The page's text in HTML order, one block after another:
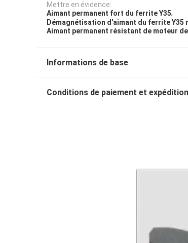
Mettre en évidence:
Aimant permanent fort du ferrite Y35,
Démagnétisation d'aimant du ferrite Y35
Aimant permanent résistant de moteur
Informations de base
Conditions de paiement et expédition